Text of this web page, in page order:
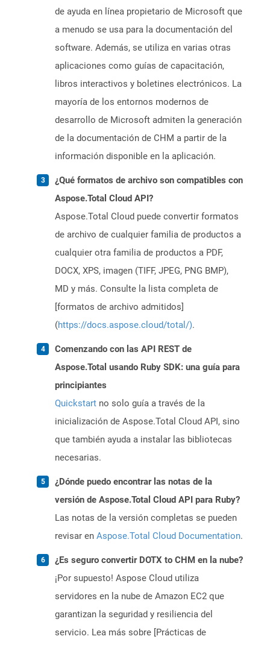
de ayuda en línea propietario de Microsoft que
a menudo se usa para la documentación del
software. Además, se utiliza en varias otras
aplicaciones como guías de capacitación,
libros interactivos y boletines electrónicos. La
mayoría de los entornos modernos de
desarrollo de Microsoft admiten la generación
de la documentación de CHM a partir de la
información disponible en la aplicación.
¿Qué formatos de archivo son compatibles con
Aspose.Total Cloud API?
Aspose.Total Cloud puede convertir formatos
de archivo de cualquier familia de productos a
cualquier otra familia de productos a PDF,
DOCX, XPS, imagen (TIFF, JPEG, PNG BMP),
MD y más. Consulte la lista completa de
[formatos de archivo admitidos]
(https://docs.aspose.cloud/total/).
Comenzando con las API REST de
Aspose.Total usando Ruby SDK: una guía para
principiantes
Quickstart no solo guía a través de la
inicialización de Aspose.Total Cloud API, sino
que también ayuda a instalar las bibliotecas
necesarias.
¿Dónde puedo encontrar las notas de la
versión de Aspose.Total Cloud API para Ruby?
Las notas de la versión completas se pueden
revisar en Aspose.Total Cloud Documentation.
¿Es seguro convertir DOTX to CHM en la nube?
¡Por supuesto! Aspose Cloud utiliza
servidores en la nube de Amazon EC2 que
garantizan la seguridad y resiliencia del
servicio. Lea más sobre [Prácticas de